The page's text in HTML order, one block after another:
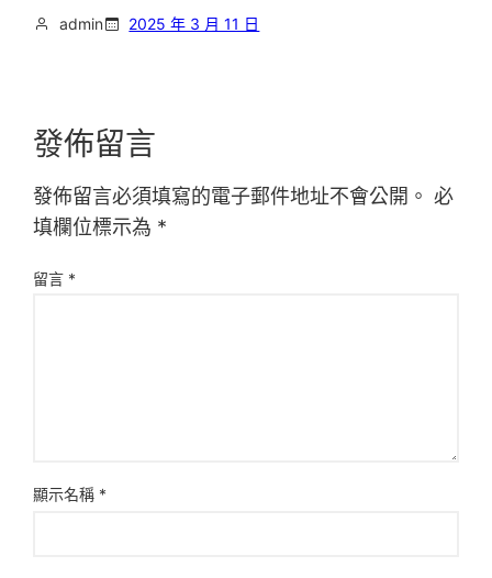
admin 2025 年 3 月 11 日
發佈留言
發佈留言必須填寫的電子郵件地址不會公開。 必
填欄位標示為 *
留言 *
顯示名稱 *